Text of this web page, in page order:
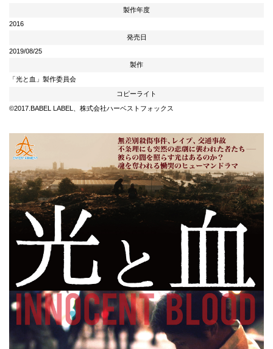
製作年度
2016
発売日
2019/08/25
製作
「光と血」製作委員会
コピーライト
©2017.BABEL LABEL、株式会社ハーベストフォックス